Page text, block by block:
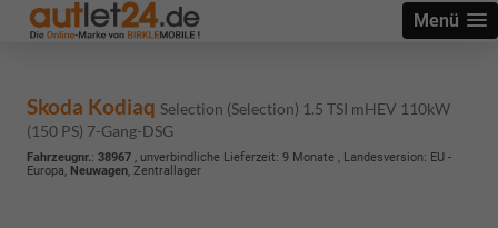
Menü
Skoda Kodiaq Selection (Selection) 1.5 TSI mHEV 110kW
(150 PS) 7-Gang-DSG
Fahrzeugnr.: 38967 , unverbindliche Lieferzeit: 9 Monate , Landesversion: EU -
Europa, Neuwagen, Zentrallager